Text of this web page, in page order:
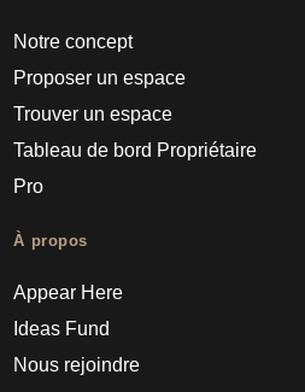
Notre concept
Proposer un espace
Trouver un espace
Tableau de bord Propriétaire
Pro
À propos
Appear Here
Ideas Fund
Nous rejoindre